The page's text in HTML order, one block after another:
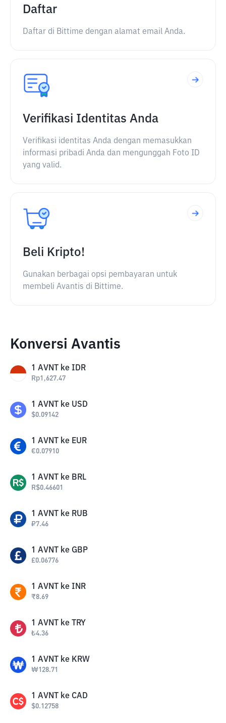
Daftar
Daftar di Bittime dengan alamat email Anda.
Verifikasi Identitas Anda
Verifikasi identitas Anda dengan memasukkan
informasi pribadi Anda dan mengunggah Foto ID
yang valid.
Beli Kripto!
Gunakan berbagai opsi pembayaran untuk
membeli Avantis di Bittime.
Konversi Avantis
1 AVNT ke IDR
Rp1,627.47
1 AVNT ke USD
$0.09142
1 AVNT ke EUR
€0.07910
1 AVNT ke BRL
R$0.46601
1 AVNT ke RUB
₽7.46
1 AVNT ke GBP
£0.06776
1 AVNT ke INR
₹8.69
1 AVNT ke TRY
₺4.36
1 AVNT ke KRW
₩128.71
1 AVNT ke CAD
$0.12758